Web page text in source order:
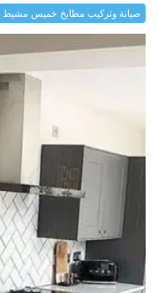
صيانة وتركيب مطابخ خميس مشيط